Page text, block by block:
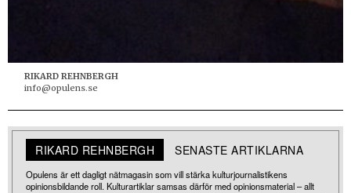
RIKARD REHNBERGH
info@opulens.se
RIKARD REHNBERGH SENASTE ARTIKLARNA
Opulens är ett dagligt nätmagasin som vill stärka kulturjournalistikens
opinionsbildande roll. Kulturartiklar samsas därför med opinionsmaterial – allt